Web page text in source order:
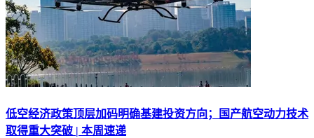
低空经济政策顶层加码明确基建投资方向；国产航空动力技术
取得重大突破 | 本周速递